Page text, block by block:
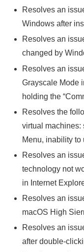
Resolves an
Windows after
Resolves an
changed by
Resolves an
Grayscale Mode
holding the
Resolves the
virtual machines:
Menu, inability to
Resolves an
technology not
in Internet
Resolves an
macOS High
Resolves an
after double-